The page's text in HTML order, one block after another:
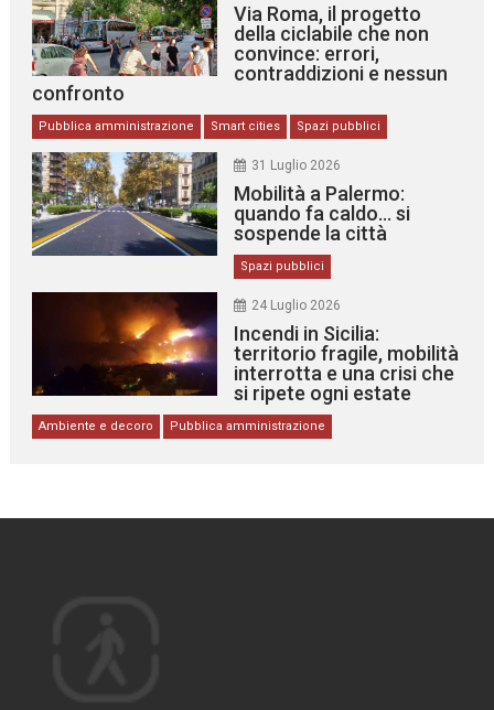
Via Roma, il progetto
della ciclabile che non
convince: errori,
contraddizioni e nessun
confronto
Pubblica amministrazione Smart cities Spazi pubblici
31 Luglio 2026
Mobilità a Palermo:
quando fa caldo… si
sospende la città
Spazi pubblici
24 Luglio 2026
Incendi in Sicilia:
territorio fragile, mobilità
interrotta e una crisi che
si ripete ogni estate
Ambiente e decoro Pubblica amministrazione